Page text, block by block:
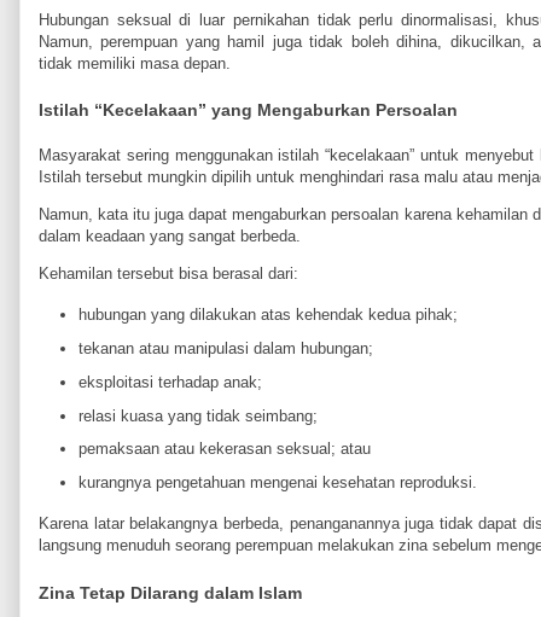
Hubungan seksual di luar pernikahan tidak perlu dinormalisasi,
Namun, perempuan yang hamil juga tidak boleh dihina, dikucilkan,
tidak memiliki masa depan.
Istilah “Kecelakaan” yang Mengaburkan Persoalan
Masyarakat sering menggunakan istilah “kecelakaan” untuk
Istilah tersebut mungkin dipilih untuk menghindari rasa malu atau
Namun, kata itu juga dapat mengaburkan persoalan karena kehamilan
dalam keadaan yang sangat berbeda.
Kehamilan tersebut bisa berasal dari:
hubungan yang dilakukan atas kehendak kedua pihak;
tekanan atau manipulasi dalam hubungan;
eksploitasi terhadap anak;
relasi kuasa yang tidak seimbang;
pemaksaan atau kekerasan seksual; atau
kurangnya pengetahuan mengenai kesehatan reproduksi.
Karena latar belakangnya berbeda, penanganannya juga tidak dapat
langsung menuduh seorang perempuan melakukan zina sebelum
Zina Tetap Dilarang dalam Islam